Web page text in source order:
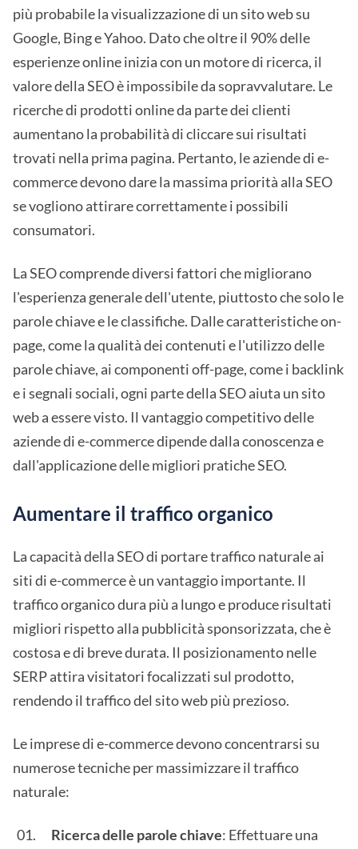
più probabile la visualizzazione di un sito web su
Google, Bing e Yahoo. Dato che oltre il 90% delle
esperienze online inizia con un motore di ricerca, il
valore della SEO è impossibile da sopravvalutare. Le
ricerche di prodotti online da parte dei clienti
aumentano la probabilità di cliccare sui risultati
trovati nella prima pagina. Pertanto, le aziende di e-
commerce devono dare la massima priorità alla SEO
se vogliono attirare correttamente i possibili
consumatori.
La SEO comprende diversi fattori che migliorano
l'esperienza generale dell'utente, piuttosto che solo le
parole chiave e le classifiche. Dalle caratteristiche on-
page, come la qualità dei contenuti e l'utilizzo delle
parole chiave, ai componenti off-page, come i backlink
e i segnali sociali, ogni parte della SEO aiuta un sito
web a essere visto. Il vantaggio competitivo delle
aziende di e-commerce dipende dalla conoscenza e
dall'applicazione delle migliori pratiche SEO.
Aumentare il traffico organico
La capacità della SEO di portare traffico naturale ai
siti di e-commerce è un vantaggio importante. Il
traffico organico dura più a lungo e produce risultati
migliori rispetto alla pubblicità sponsorizzata, che è
costosa e di breve durata. Il posizionamento nelle
SERP attira visitatori focalizzati sul prodotto,
rendendo il traffico del sito web più prezioso.
Le imprese di e-commerce devono concentrarsi su
numerose tecniche per massimizzare il traffico
naturale:
Ricerca delle parole chiave: Effettuare una